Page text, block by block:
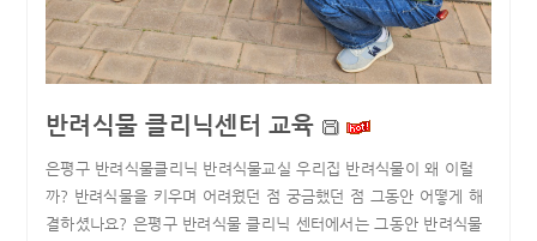
반려식물 클리닉센터 교육
은평구 반려식물클리닉 반려식물교실 우리집 반려식물이 왜 이럴
까? 반려식물을 키우며 어려웠던 점 궁금했던 점 그동안 어떻게 해
결하셨나요? 은평구 반려식물 클리닉 센터에서는 그동안 반려식물